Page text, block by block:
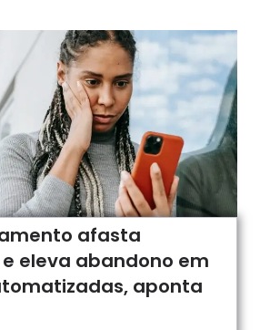
afasta
eleva abandono em
aponta